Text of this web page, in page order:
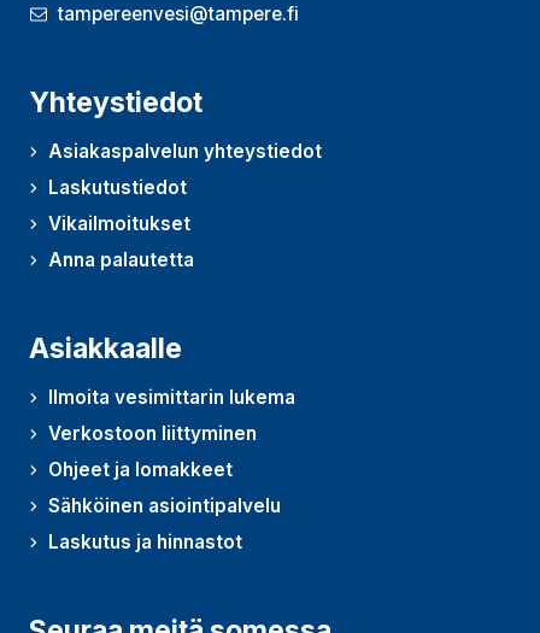
tampereenvesi@tampere.fi
Yhteystiedot
Asiakaspalvelun yhteystiedot
Laskutustiedot
Vikailmoitukset
Anna palautetta
(Avautuu uudessa ikkunassa)
Asiakkaalle
Ilmoita vesimittarin lukema
Verkostoon liittyminen
Ohjeet ja lomakkeet
Sähköinen asiointipalvelu
Laskutus ja hinnastot